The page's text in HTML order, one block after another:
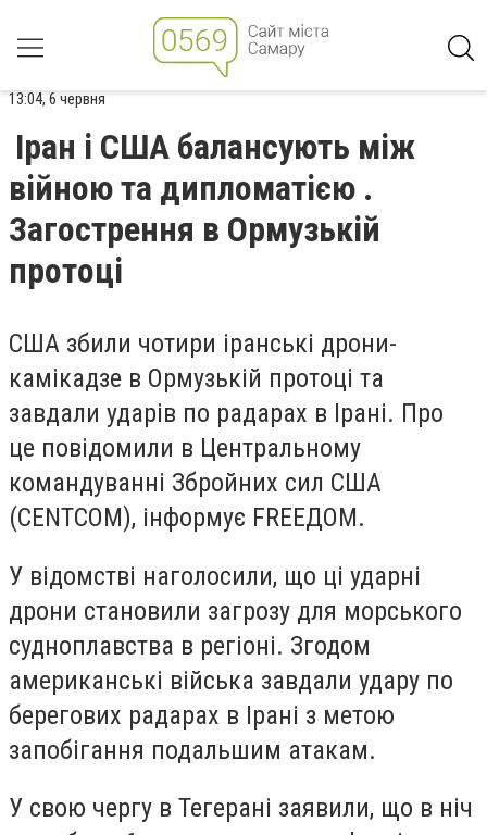
13:04, 6 червня
Іран і США балансують між
війною та дипломатією .
Загострення в Ормузькій
протоці
США збили чотири іранські дрони-
камікадзе в Ормузькій протоці та
завдали ударів по радарах в Ірані. Про
це повідомили в Центральному
командуванні Збройних сил США
(CENTCOM), інформує FREEДOM.
У відомстві наголосили, що ці ударні
дрони становили загрозу для морського
судноплавства в регіоні. Згодом
американські війська завдали удару по
берегових радарах в Ірані з метою
запобігання подальшим атакам.
У свою чергу в Тегерані заявили, що в ніч